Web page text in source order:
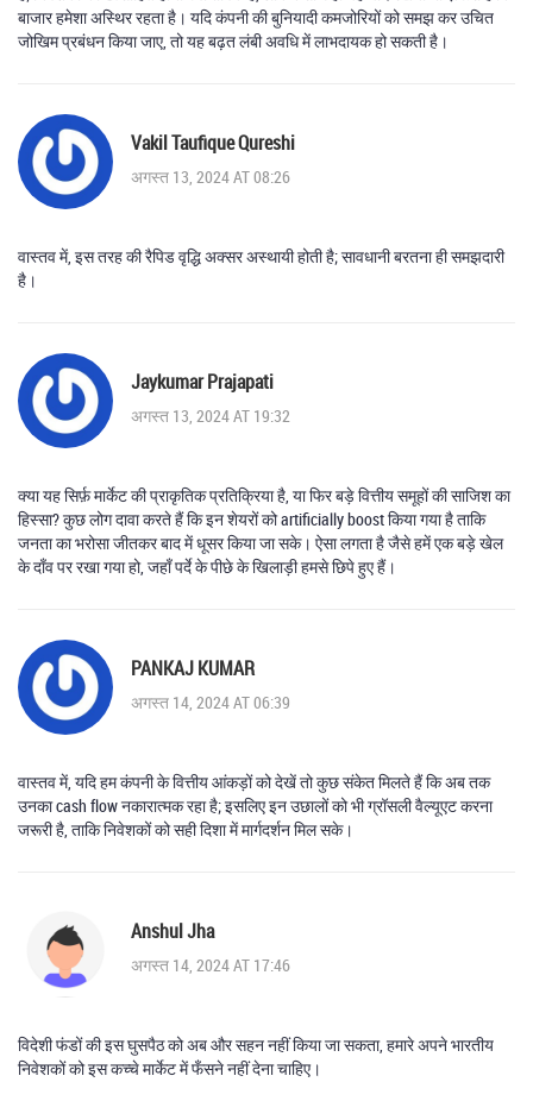
बाजार हमेशा अस्थिर रहता है। यदि कंपनी की बुनियादी कमजोरियों को समझ कर उचित
जोखिम प्रबंधन किया जाए, तो यह बढ़त लंबी अवधि में लाभदायक हो सकती है।
Vakil Taufique Qureshi
अगस्त 13, 2024 AT 08:26
वास्तव में, इस तरह की रैपिड वृद्धि अक्सर अस्थायी होती है; सावधानी बरतना ही समझदारी
है।
Jaykumar Prajapati
अगस्त 13, 2024 AT 19:32
क्या यह सिर्फ़ मार्केट की प्राकृतिक प्रतिक्रिया है, या फिर बड़े वित्तीय समूहों की साजिश का
हिस्सा? कुछ लोग दावा करते हैं कि इन शेयरों को artificially boost किया गया है ताकि
जनता का भरोसा जीतकर बाद में धूसर किया जा सके। ऐसा लगता है जैसे हमें एक बड़े खेल
के दाँव पर रखा गया हो, जहाँ पर्दे के पीछे के खिलाड़ी हमसे छिपे हुए हैं।
PANKAJ KUMAR
अगस्त 14, 2024 AT 06:39
वास्तव में, यदि हम कंपनी के वित्तीय आंकड़ों को देखें तो कुछ संकेत मिलते हैं कि अब तक
उनका cash flow नकारात्मक रहा है; इसलिए इन उछालों को भी ग्रॉसली वैल्यूएट करना
जरूरी है, ताकि निवेशकों को सही दिशा में मार्गदर्शन मिल सके।
Anshul Jha
अगस्त 14, 2024 AT 17:46
विदेशी फंडों की इस घुसपैठ को अब और सहन नहीं किया जा सकता, हमारे अपने भारतीय
निवेशकों को इस कच्चे मार्केट में फँसने नहीं देना चाहिए।